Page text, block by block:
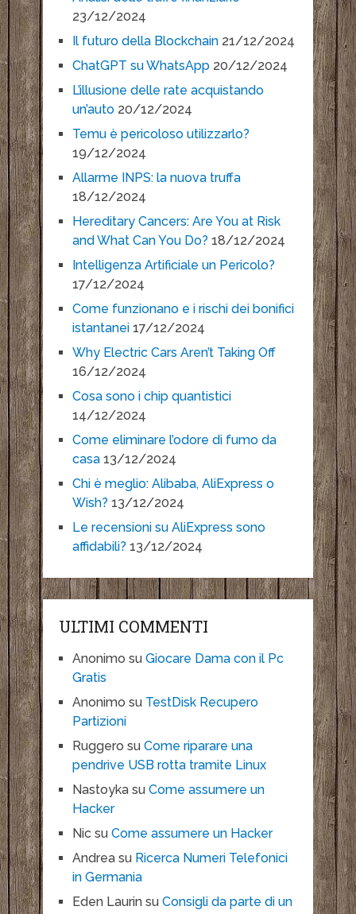
23/12/2024
Il futuro della Blockchain 21/12/2024
ChatGPT su WhatsApp 20/12/2024
L’illusione delle rate acquistando
un’auto 20/12/2024
Temu è pericoloso utilizzarlo?
19/12/2024
Allarme INPS: la nuova truffa
18/12/2024
Hereditary Cancers: Are You at Risk
and What Can You Do? 18/12/2024
Intelligenza Artificiale un Pericolo?
17/12/2024
Come funzionano e i rischi dei bonifici
istantanei 17/12/2024
Why Electric Cars Aren’t Taking Off
16/12/2024
Cosa sono i chip quantistici
14/12/2024
Come eliminare l’odore di fumo da
casa 13/12/2024
Chi è meglio: Alibaba, AliExpress o
Wish? 13/12/2024
Le recensioni su AliExpress sono
affidabili? 13/12/2024
ULTIMI COMMENTI
Anonimo su Giocare Dama con il Pc
Gratis
Anonimo su TestDisk Recupero
Partizioni
Ruggero su Come riparare una
pendrive USB rotta tramite Linux
Nastoykasu Come assumere un
Hacker
Nicsu Come assumere un Hacker
Andreasu Ricerca Numeri Telefonici
in Germania
Eden Laurinsu Consigli da parte di un